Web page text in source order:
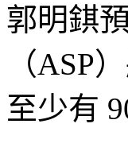
郭明錤
（ASP
至少有